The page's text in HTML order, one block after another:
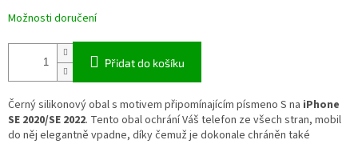
Možnosti doručení
Přidat do košíku
Černý silikonový obal s motivem připomínajícím písmeno S na iPhone
SE 2020/SE 2022. Tento obal ochrání Váš telefon ze všech stran, mobil
do něj elegantně vpadne, díky čemuž je dokonale chráněn také